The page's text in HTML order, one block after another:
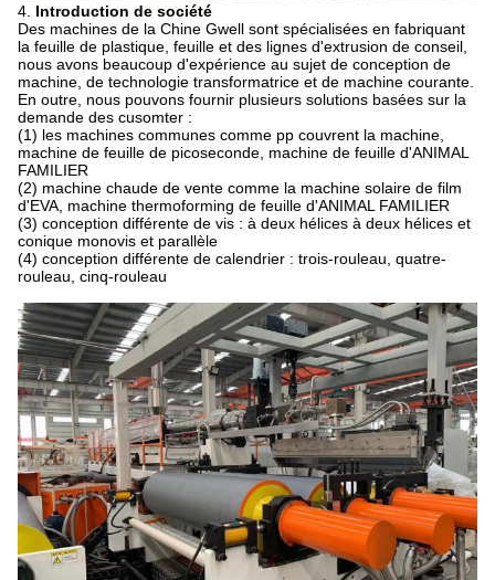
4. Introduction de société
Des machines de la Chine Gwell sont spécialisées en fabriquant
la feuille de plastique, feuille et des lignes d'extrusion de conseil,
nous avons beaucoup d'expérience au sujet de conception de
machine, de technologie transformatrice et de machine courante.
En outre, nous pouvons fournir plusieurs solutions basées sur la
demande des cusomter :
(1) les machines communes comme pp couvrent la machine,
machine de feuille de picoseconde, machine de feuille d'ANIMAL
FAMILIER
(2) machine chaude de vente comme la machine solaire de film
d'EVA, machine thermoforming de feuille d'ANIMAL FAMILIER
(3) conception différente de vis : à deux hélices à deux hélices et
conique monovis et parallèle
(4) conception différente de calendrier : trois-rouleau, quatre-
rouleau, cinq-rouleau